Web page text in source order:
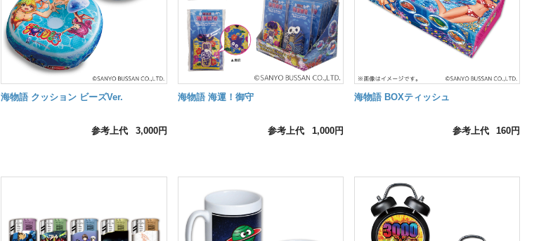
海物語 クッション ビーズVer.
参考上代 3,000円
海物語 海運！御守
参考上代 1,000円
海物語 BOXティッシュ
参考上代 160円